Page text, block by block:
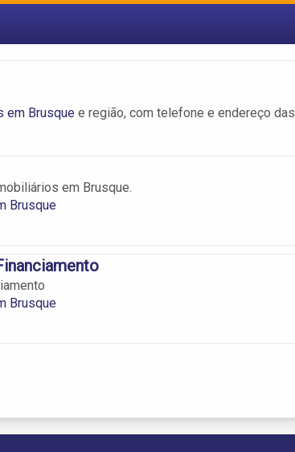
em Brusque e região, com telefone e endereço das
em Brusque.
Brusque
Brusque